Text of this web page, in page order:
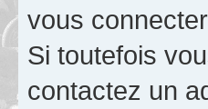
vous
Si toutefois
contactez un